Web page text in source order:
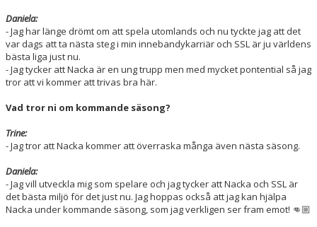
Daniela:
- Jag har länge drömt om att spela utomlands och nu tyckte jag att det
var dags att ta nästa steg i min innebandykarriär och SSL är ju världens
bästa liga just nu.
- Jag tycker att Nacka är en ung trupp men med mycket pontential så jag
tror att vi kommer att trivas bra här.
Vad tror ni om kommande säsong?
Trine:
- Jag tror att Nacka kommer att överraska många även nästa säsong.
Daniela:
- Jag vill utveckla mig som spelare och jag tycker att Nacka och SSL är
det bästa miljö för det just nu. Jag hoppas också att jag kan hjälpa
Nacka under kommande säsong, som jag verkligen ser fram emot! 👊🏼